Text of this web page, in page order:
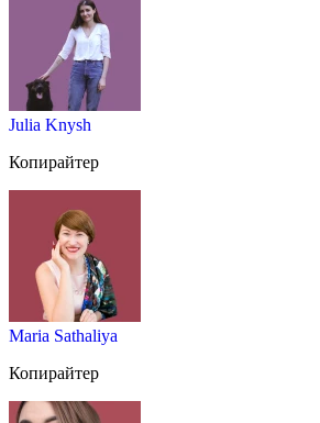
Julia Knysh
Копирайтер
Maria Sathaliya
Копирайтер